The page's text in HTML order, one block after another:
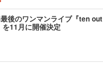
後のワンマンライブ『ten out
11月に開催決定